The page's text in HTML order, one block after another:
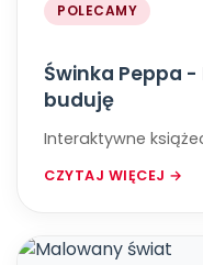
POLECAMY
Świnka Peppa
buduję
Interaktywne
CZYTAJ WIĘCEJ →